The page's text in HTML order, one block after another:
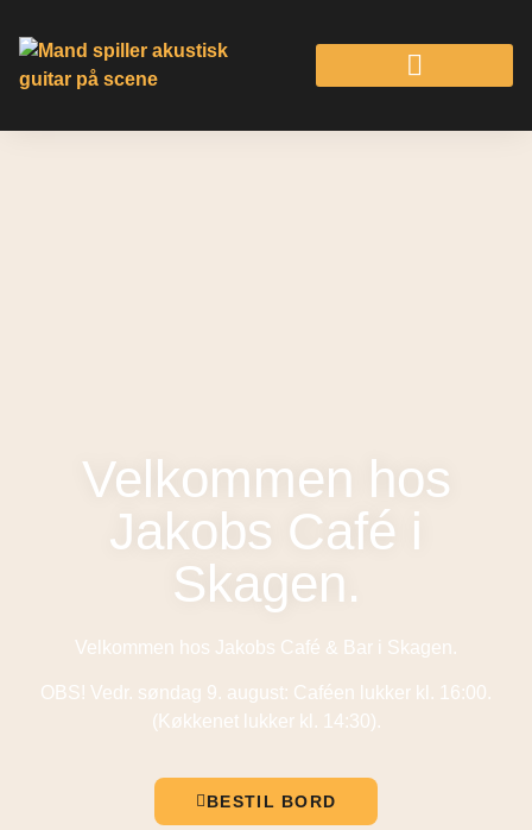
Velkommen hos
Jakobs Café i
Skagen.
Velkommen hos Jakobs Café & Bar i Skagen.
OBS! Vedr. søndag 9. august: Caféen lukker kl. 16:00.
(Køkkenet lukker kl. 14:30).
BESTIL BORD